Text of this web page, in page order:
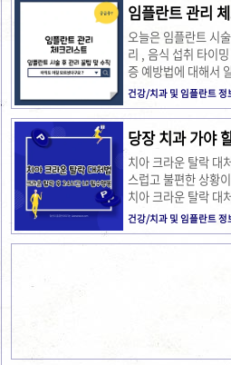
임플란트 관리
쓴다’ 4단계로
오늘은 임플란트 시
리 , 음식 섭취 타이
증 예방법에 대해서
시술 후 제대로 관리
에서는 필수 관리 수
세척 도구 추천, 잇
습니다. 임플란트 시
시술을 받았다고 끝
다. 올바른 관리 방법
하게 유지할 수 있습
히 살펴보겠습니다.
술 후 첫 24시간은 특
과 부종이 발생할 수
건강/치과 및 임플란트 정
당장 치과 가야
시간 내 필수 행
치아 크라운 탈락 대
스럽고 불편한 상황
치아 크라운 탈락 대
응급 처치 방법, 임시
자세히 설명할 예정
아 크라운이 탈락하
있기 때문에 정기적
건강/치과 및 임플란트 정